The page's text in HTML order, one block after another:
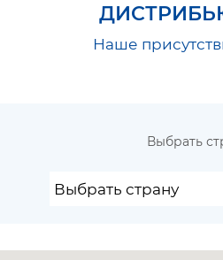
Наше
Выбрать